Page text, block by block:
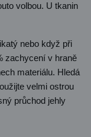
volbou. U tkanin
nebo když při
zachycení v hraně
materiálu. Hledá
velmi ostrou
průchod jehly